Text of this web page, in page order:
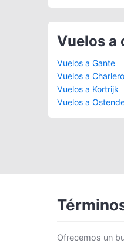
Vuelos a
Vuelos a Gante
Vuelos a
Vuelos a Kortrijk
Vuelos a
Ofrecemos un